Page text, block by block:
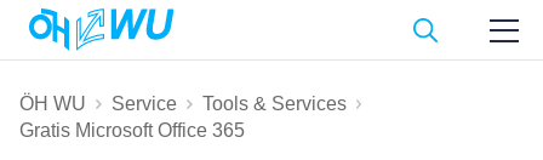
ÖH WU Service
Tools & Services
Gratis Microsoft Office 365